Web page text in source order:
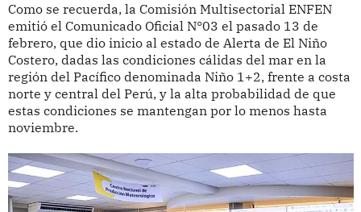
Como se recuerda, la Comisión Multisectorial ENFEN
emitió el Comunicado Oficial N°03 el pasado 13 de
febrero, que dio inicio al estado de Alerta de El Niño
Costero, dadas las condiciones cálidas del mar en la
región del Pacífico denominada Niño 1+2, frente a costa
norte y central del Perú, y la alta probabilidad de que
estas condiciones se mantengan por lo menos hasta
noviembre.